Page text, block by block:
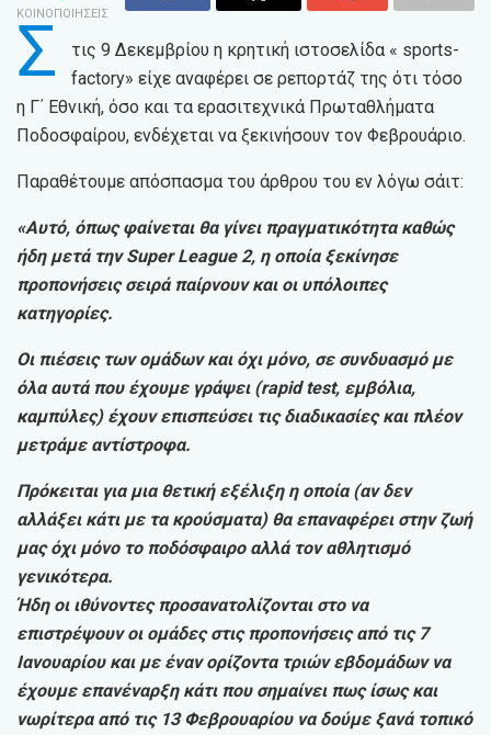
ΚΟΙΝΟΠΟΙΗΣΕΙΣ
Σ
τις 9 Δεκεμβρίου η κρητική ιστοσελίδα « sports-
factory» είχε αναφέρει σε ρεπορτάζ της ότι τόσο
η Γ΄ Εθνική, όσο και τα ερασιτεχνικά Πρωταθλήματα
Ποδοσφαίρου, ενδέχεται να ξεκινήσουν τον Φεβρουάριο.
Παραθέτουμε απόσπασμα του άρθρου του εν λόγω σάιτ:
«Αυτό, όπως φαίνεται θα γίνει πραγματικότητα καθώς
ήδη μετά την Super League 2, η οποία ξεκίνησε
προπονήσεις σειρά παίρνουν και οι υπόλοιπες
κατηγορίες.
Οι πιέσεις των ομάδων και όχι μόνο, σε συνδυασμό με
όλα αυτά που έχουμε γράψει (rapid test, εμβόλια,
καμπύλες) έχουν επισπεύσει τις διαδικασίες και πλέον
μετράμε αντίστροφα.
Πρόκειται για μια θετική εξέλιξη η οποία (αν δεν
αλλάξει κάτι με τα κρούσματα) θα επαναφέρει στην ζωή
μας όχι μόνο το ποδόσφαιρο αλλά τον αθλητισμό
γενικότερα.
Ήδη οι ιθύνοντες προσανατολίζονται στο να
επιστρέψουν οι ομάδες στις προπονήσεις από τις 7
Ιανουαρίου και με έναν ορίζοντα τριών εβδομάδων να
έχουμε επανέναρξη κάτι που σημαίνει πως ίσως και
νωρίτερα από τις 13 Φεβρουαρίου να δούμε ξανά τοπικό